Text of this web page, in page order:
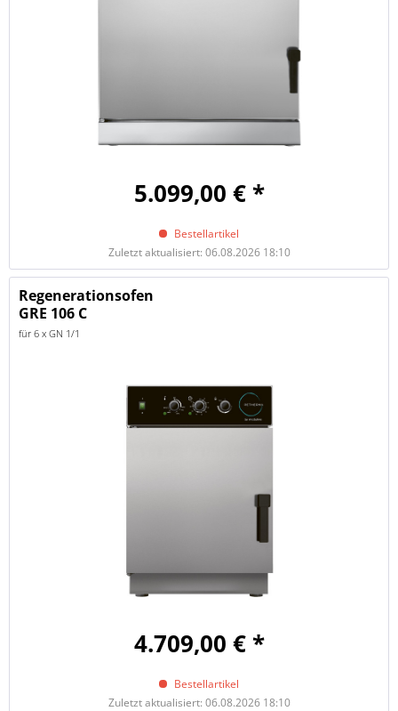
5.099,00 € *
Bestellartikel
Zuletzt aktualisiert: 06.08.2026 18:10
Regenerationsofen
GRE 106 C
für 6 x GN 1/1
4.709,00 € *
Bestellartikel
Zuletzt aktualisiert: 06.08.2026 18:10